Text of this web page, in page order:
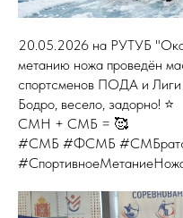
20.05.2026 на РУТУБ
метанию ножа проведён
спортсменов ПОДА и
Бодро, весело, задорно! ⭐️
СМН + СМБ = 🥰
#СМБ #ФСМБ